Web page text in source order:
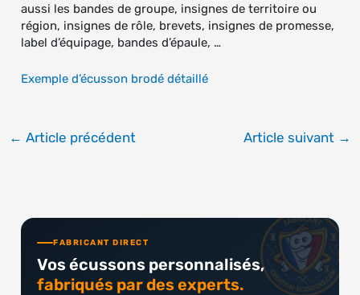
aussi les bandes de groupe, insignes de territoire ou
région, insignes de rôle, brevets, insignes de promesse,
label d’équipage, bandes d’épaule, …
Exemple d’écusson brodé détaillé
← Article précédent Article suivant →
FABRICANT DIRECT
Vos écussons personnalisés,
fabriqués par des experts.